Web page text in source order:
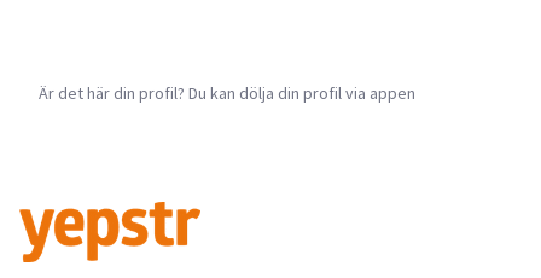
Är det här din profil? Du kan dölja din profil via appen